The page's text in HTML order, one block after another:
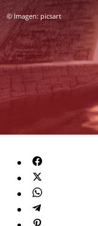
© Imagen: picsart